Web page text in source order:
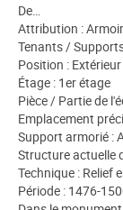
De…
Attribution :
Tenants /
Position : Extérieur
Étage : 1er étage
Pièce / Partie de
Emplacement
Support armorié :
Structure actuelle
Technique : Relief
Période : 1476-